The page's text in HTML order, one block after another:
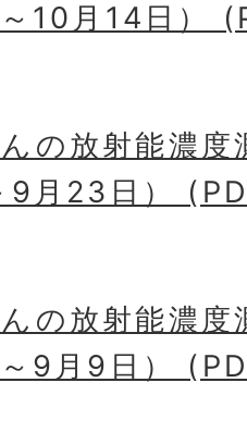
10月14日）
の放射能濃
9月23日）
の放射能濃
9月9日）